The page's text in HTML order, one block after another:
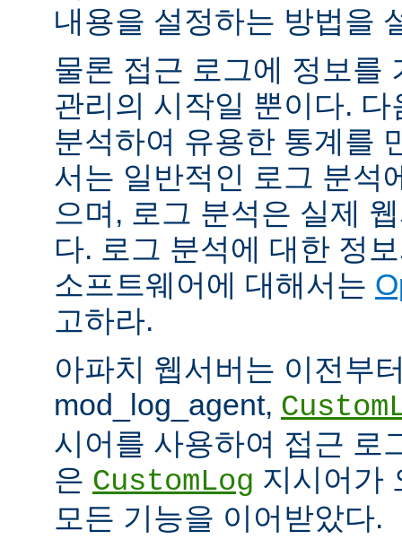
내용을 설정하는 방법을
물론 접근 로그에 정보를
관리의 시작일 뿐이다.
분석하여 유용한 통계를
서는 일반적인 로그 분석
으며, 로그 분석은 실제
다. 로그 분석에 대한 정
소프트웨어에 대해서는
고하라.
아파치 웹서버는 이전부
mod_log_agent,
시어를 사용하여 접근 로
은 CustomLog 지시어가
모든 기능을 이어받았다.